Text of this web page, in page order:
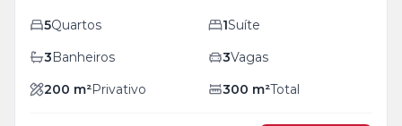
5Quartos 1Suíte
3Banheiros 3Vagas
200 m²Privativo 300 m²Total